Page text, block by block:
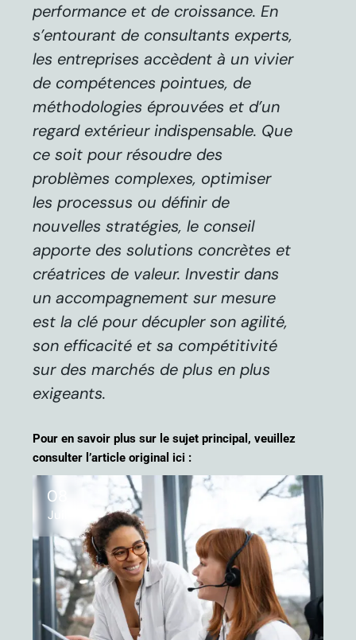
performance et de croissance. En
s’entourant de consultants experts,
les entreprises accèdent à un vivier
de compétences pointues, de
méthodologies éprouvées et d’un
regard extérieur indispensable. Que
ce soit pour résoudre des
problèmes complexes, optimiser
les processus ou définir de
nouvelles stratégies, le conseil
apporte des solutions concrètes et
créatrices de valeur. Investir dans
un accompagnement sur mesure
est la clé pour décupler son agilité,
son efficacité et sa compétitivité
sur des marchés de plus en plus
exigeants.
Pour en savoir plus sur le sujet principal, veuillez
consulter l’article original ici :
08
Juil